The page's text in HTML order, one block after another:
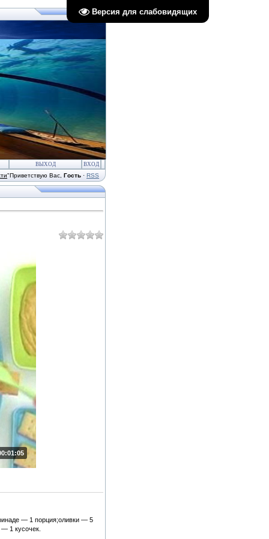
Версия для слабовидящих
ВЫХОД ВХОД
"Приветствую Вас Гость · RSS
— 1 порция;оливки — 5
1 кусочек.